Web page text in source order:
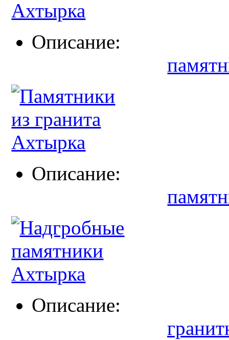
Описание:
Описание:
Описание: